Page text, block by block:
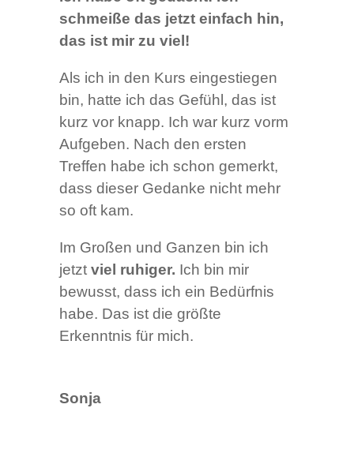
schmeiße das jetzt einfach hin,
das ist mir zu viel!
Als ich in den Kurs eingestiegen
bin, hatte ich das Gefühl, das ist
kurz vor knapp. Ich war kurz vorm
Aufgeben. Nach den ersten
Treffen habe ich schon gemerkt,
dass dieser Gedanke nicht mehr
so oft kam.
Im Großen und Ganzen bin ich
jetztviel ruhiger. Ich bin mir
bewusst, dass ich ein Bedürfnis
habe. Das ist die größte
Erkenntnis für mich.
Sonja